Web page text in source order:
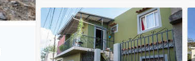
Alquiler
$500.000